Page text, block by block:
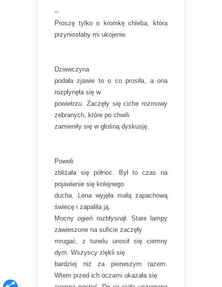
–
Proszę tylko o kromkę chleba, która
przyniosłaby mi ukojenie.
Dziewczyna
podała zjawie to o co prosiła, a ona
rozpłynęła się w
powietrzu. Zaczęły się ciche rozmowy
zebranych, które po chwili
zamieniły się w głośną dyskusję.
Powoli
zbliżała się północ. Był to czas na
pojawienie się kolejnego
ducha. Lena wyjęła małą zapachową
świecę i zapaliła ją.
Mocny ogień rozbłysnął. Stare lampy
zawieszone na suficie zaczęły
mrugać, z tunelu unosił się ciemny
dym. Wszyscy zlękli się
bardziej niż za pierwszym razem.
Wtem przed ich oczami ukazała się